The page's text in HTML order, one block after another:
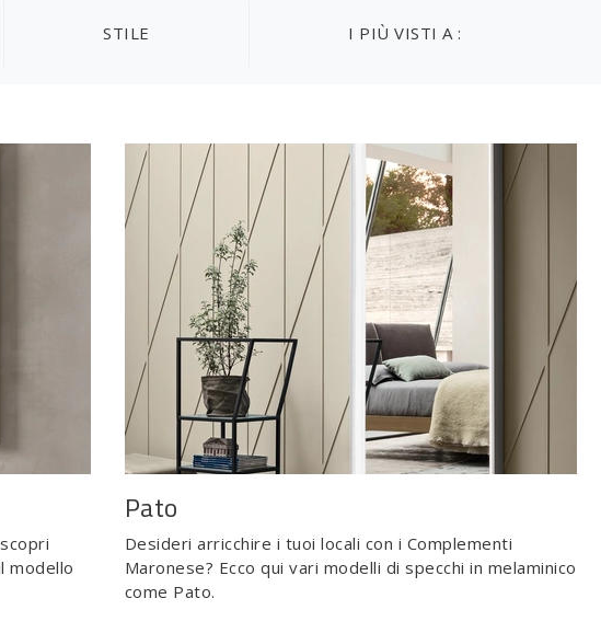
STILE I PIÙ VISTI A :
modello
Pato
Desideri arricchire i tuoi locali con i Complementi
Maronese? Ecco qui vari modelli di specchi in melaminico
come Pato.